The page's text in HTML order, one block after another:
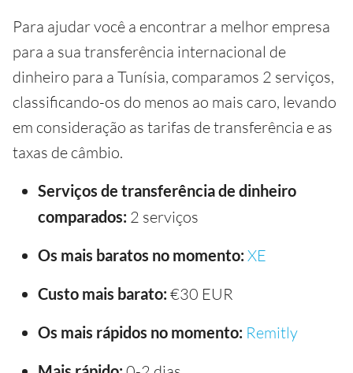
Para ajudar você a encontrar a melhor empresa
para a sua transferência internacional de
dinheiro para a Tunísia, comparamos 2 serviços,
classificando-os do menos ao mais caro, levando
em consideração as tarifas de transferência e as
taxas de câmbio.
Serviços de transferência de dinheiro
comparados: 2 serviços
Os mais baratos no momento: XE
Custo mais barato: €30 EUR
Os mais rápidos no momento: Remitly